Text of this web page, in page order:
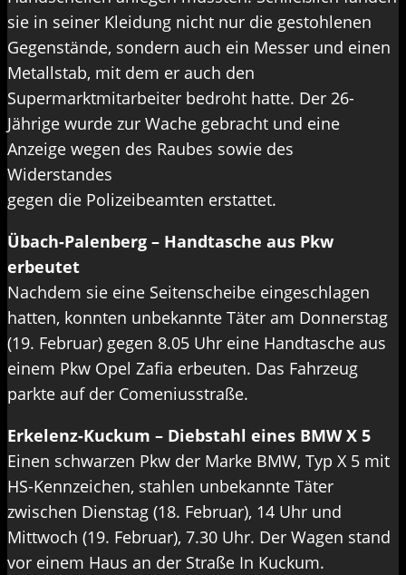
sie in seiner Kleidung nicht nur die gestohlenen
Gegenstände, sondern auch ein Messer und einen
Metallstab, mit dem er auch den
Supermarktmitarbeiter bedroht hatte. Der 26-
Jährige wurde zur Wache gebracht und eine
Anzeige wegen des Raubes sowie des
Widerstandes
gegen die Polizeibeamten erstattet.
Übach-Palenberg – Handtasche aus Pkw
erbeutet
Nachdem sie eine Seitenscheibe eingeschlagen
hatten, konnten unbekannte Täter am Donnerstag
(19. Februar) gegen 8.05 Uhr eine Handtasche aus
einem Pkw Opel Zafia erbeuten. Das Fahrzeug
parkte auf der Comeniusstraße.
Erkelenz-Kuckum – Diebstahl eines BMW X 5
Einen schwarzen Pkw der Marke BMW, Typ X 5 mit
HS-Kennzeichen, stahlen unbekannte Täter
zwischen Dienstag (18. Februar), 14 Uhr und
Mittwoch (19. Februar), 7.30 Uhr. Der Wagen stand
vor einem Haus an der Straße In Kuckum.